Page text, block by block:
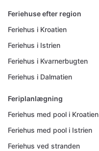
Feriehuse efter region
Feriehus i Kroatien
Feriehus i Istrien
Feriehus i Kvarnerbugten
Feriehus i Dalmatien
Feriplanlægning
Feriehus med pool i Kroatien
Feriehus med pool i Istrien
Feriehus ved stranden